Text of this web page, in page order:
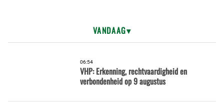
VANDAAG
06:54
VHP: Erkenning, rechtvaardigheid en
verbondenheid op 9 augustus